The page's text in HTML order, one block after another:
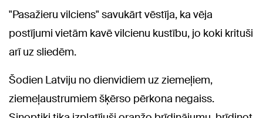
"Pasažieru vilciens" savukārt vēstīja, ka vēja
postījumi vietām kavē vilcienu kustību, jo koki krituši
arī uz sliedēm.
Šodien Latviju no dienvidiem uz ziemeļiem,
ziemeļaustrumiem šķērso pērkona negaiss.